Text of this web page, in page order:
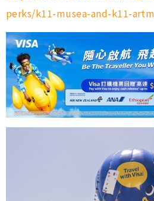
perks/k11-musea-and-k11-